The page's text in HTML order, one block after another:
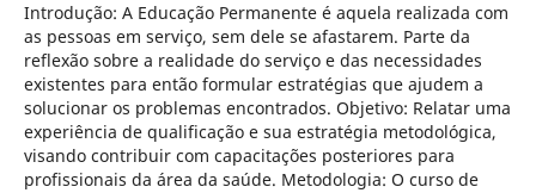
Introdução: A Educação Permanente é aquela realizada com
as pessoas em serviço, sem dele se afastarem. Parte da
reflexão sobre a realidade do serviço e das necessidades
existentes para então formular estratégias que ajudem a
solucionar os problemas encontrados. Objetivo: Relatar uma
experiência de qualificação e sua estratégia metodológica,
visando contribuir com capacitações posteriores para
profissionais da área da saúde. Metodologia: O curso de